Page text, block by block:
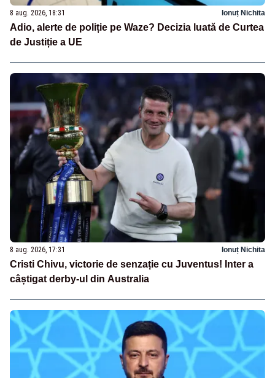
8 aug. 2026, 18:31 Ionuț Nichita
Adio, alerte de poliție pe Waze? Decizia luată de Curtea
de Justiție a UE
8 aug. 2026, 17:31 Ionuț Nichita
Cristi Chivu, victorie de senzație cu Juventus! Inter a
câștigat derby-ul din Australia